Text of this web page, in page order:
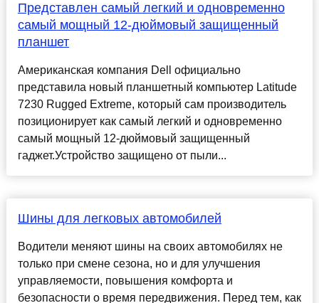
Представлен самый легкий и одновременно
самый мощный 12-дюймовый защищенный
планшет
Американская компания Dell официально
представила новый планшетный компьютер Latitude
7230 Rugged Extreme, который сам производитель
позиционирует как самый легкий и одновременно
самый мощный 12-дюймовый защищенный
гаджет.Устройство защищено от пыли...
Шины для легковых автомобилей
Водители меняют шины на своих автомобилях не
только при смене сезона, но и для улучшения
управляемости, повышения комфорта и
безопасности о время передвижения. Перед тем, как